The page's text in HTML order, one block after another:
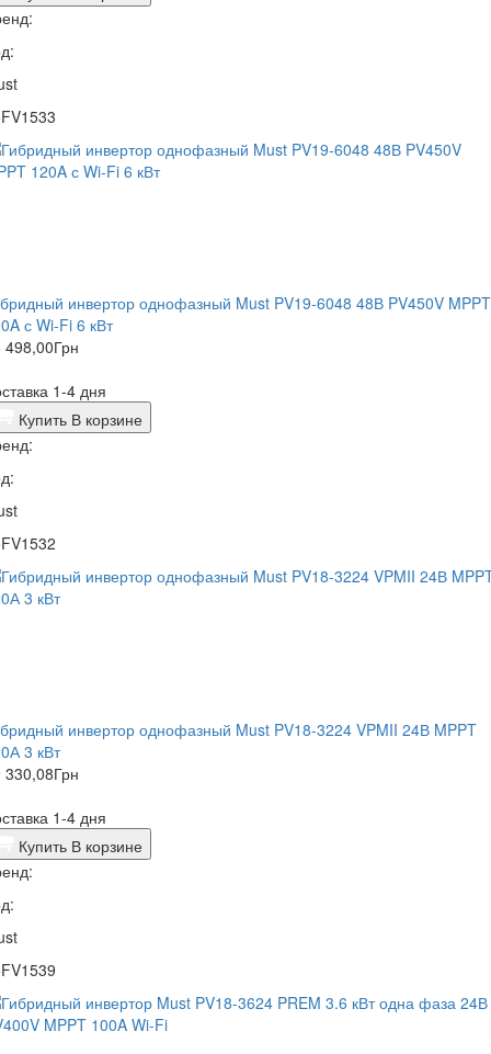
инвертор однофазный Must PV19-6048 48В PV450V MPPT
с Wi-Fi 6 кВт
498,00Грн
1-4 дня
Купить В корзине
инвертор однофазный Must PV18-3224 VPMII 24В MPPT
3 кВт
330,08Грн
1-4 дня
Купить В корзине